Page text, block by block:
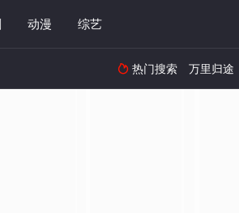
动漫 综艺
 热门搜索 万里归途